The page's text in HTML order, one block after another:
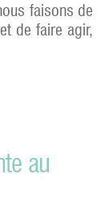
faisons de
de faire agir,
au